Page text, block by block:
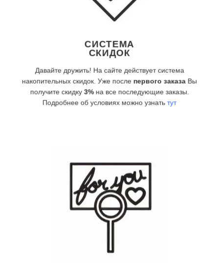
СИСТЕМА
СКИДОК
Давайте дружить! На сайте действует система
накопительных скидок. Уже после первого заказа Вы
получите скидку 3%на все последующие заказы.
Подробнее об условиях можно узнать тут